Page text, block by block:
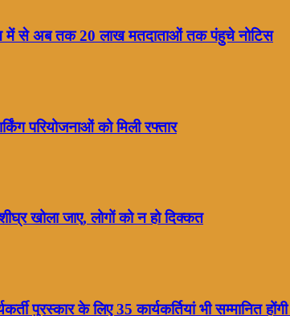
में से अब तक 20 लाख मतदाताओं तक पंहुचे नोटिस
परियोजनाओं को मिली रफ्तार
खोला जाए, लोगों को न हो दिक्कत
पुरस्कार के लिए 35 कार्यकर्तियां भी सम्मानित होंगी